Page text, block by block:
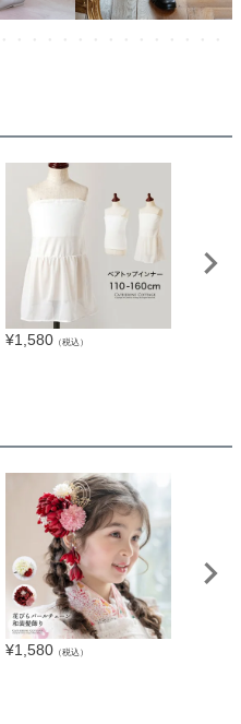
¥1,580 （税込）
¥1,580 （税込）